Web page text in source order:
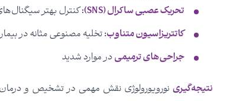
تحریک عصبی ساکرال (SNS)
: کنترل بهتر
کاتتریزاسیون متناوب: تخلیه مصنوعی مثانه در
جراحی‌های ترمیمیدر موارد شدید
نتیجه‌گیری نورویورولوژی نقش مهمی در تشخیص و